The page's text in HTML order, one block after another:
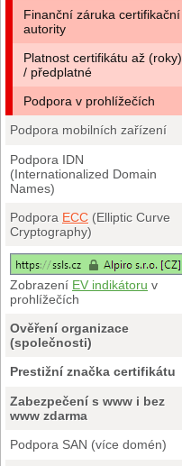
Finanční záruka certifikační
autority
Platnost certifikátu až (roky)
/ předplatné
Podpora v prohlížečích
Podpora mobilních zařízení
Podpora IDN
(Internationalized Domain
Names)
Podpora ECC (Elliptic Curve
Cryptography)
Zobrazení EV indikátoru v
prohlížečích
Ověření organizace
(společnosti)
Prestižní značka certifikátu
Zabezpečení s www i bez
www zdarma
Podpora SAN (více domén)